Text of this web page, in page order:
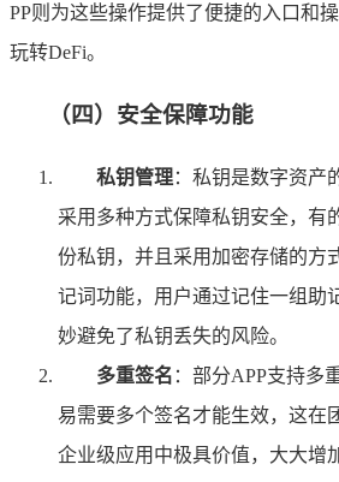
PP则为这些操作提供了便捷的入口和
玩转DeFi。
（四）安全保障功能
私钥管理：私钥是数字资产
采用多种方式保障私钥安全，有
份私钥，并且采用加密存储的方
记词功能，用户通过记住一组助
妙避免了私钥丢失的风险。
多重签名 ：部分APP支持多
易需要多个签名才能生效，这在
企业级应用中极具价值，大大增